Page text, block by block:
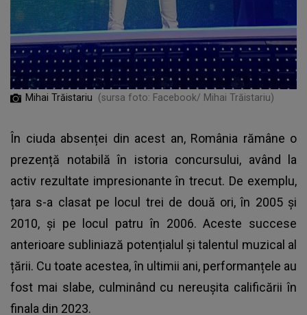
Mihai Trăistariu (sursa foto: Facebook/ Mihai Trăistariu)
În ciuda absenței din acest an, România rămâne o
prezență notabilă în istoria concursului, având la
activ rezultate impresionante în trecut. De exemplu,
țara s-a clasat pe locul trei de două ori, în 2005 și
2010, și pe locul patru în 2006. Aceste succese
anterioare subliniază potențialul și talentul muzical al
țării. Cu toate acestea, în ultimii ani, performanțele au
fost mai slabe, culminând cu nereușita calificării în
finala din 2023. ​